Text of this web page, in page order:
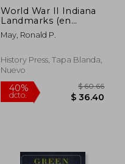
45%
World War II Indiana
Landmarks (en
Inglés)
May, Ronald P.
History Press, Tapa Blanda,
Nuevo